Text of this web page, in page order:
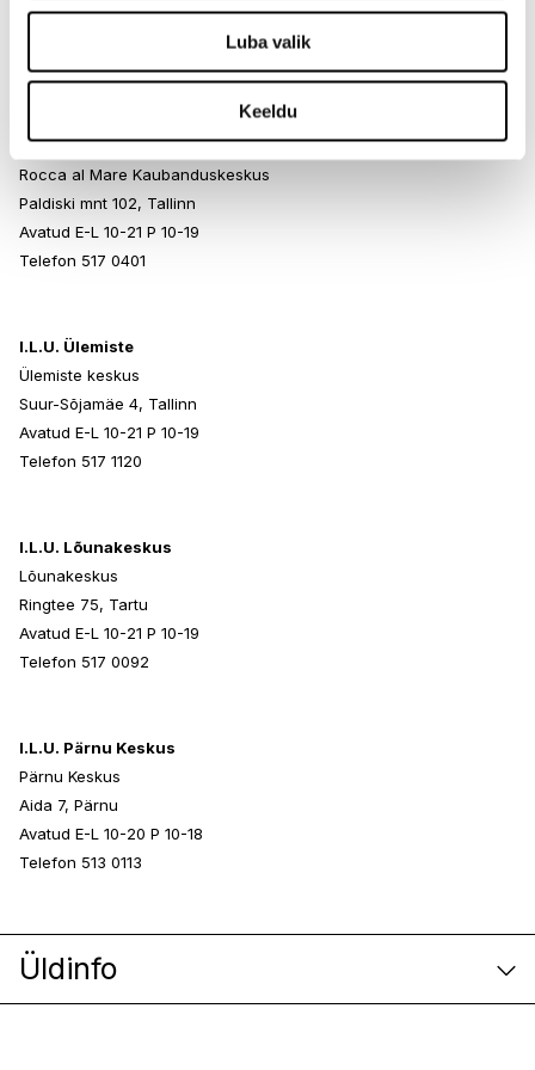
Luba valik
Keeldu
I.L.U. Rocca al Mare
Rocca al Mare Kaubanduskeskus
Paldiski mnt 102, Tallinn
Avatud E-L 10-21 P 10-19
Telefon 517 0401
I.L.U. Ülemiste
Ülemiste keskus
Suur-Sõjamäe 4, Tallinn
Avatud E-L 10-21 P 10-19
Telefon 517 1120
I.L.U. Lõunakeskus
Lõunakeskus
Ringtee 75, Tartu
Avatud E-L 10-21 P 10-19
Telefon 517 0092
I.L.U. Pärnu Keskus
Pärnu Keskus
Aida 7, Pärnu
Avatud E-L 10-20 P 10-18
Telefon 513 0113
Üldinfo